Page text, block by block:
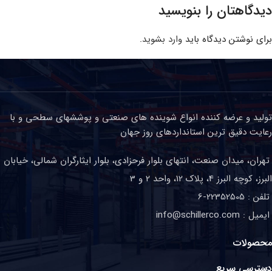
دیدگاهتان را بنویسید
برای نوشتن دیدگاه باید وارد بشوید.
تولید و عرضه کننده انواع شوینده های صنعتی و پوششهای سطحی و با
رعایت دقیق ترین استانداردهای روز جهان
تهران، میدان صنعت، انتهای بلوار فرحزادی، بلوار ایثارگران شمالی، خیابان
البرز، کوچه البرز 4، پلاک 12، واحد 2 و 3
تلفن : 22352505-6
ایمیل : info@schillerco.com
محصولات